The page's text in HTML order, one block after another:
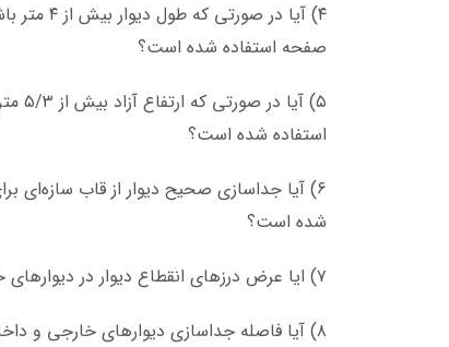
۴) آیا
صفحه استفاده شده است؟
۵)
استفاده شده است؟
۶) آیا جداسازی صحیح دیوار از قاب سازه‌ای
شده است؟
۷) ایا عرض درز‌های انقطاع دیوار در دیوار‌های خارجی و داخلی از المان‌های سازه‌ای قائم به درستی رعایت شده است؟
۸) آیا فاصله جداسازی دیوار‌های خارجی و داخلی از سقف با تیر به درستی رعایت شده است؟